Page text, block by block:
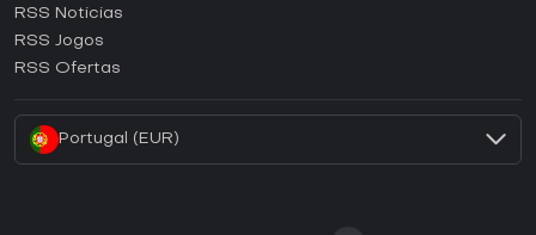
Como ativar uma CD Key Ubisoft Connect?
RSS Noticias
RSS Jogos
RSS Ofertas
Portugal (EUR)